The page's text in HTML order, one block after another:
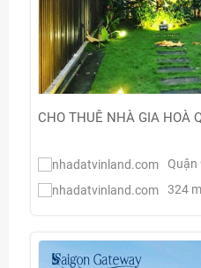
CHO THUÊ NHÀ GIA HOÀ
Quận
324 m